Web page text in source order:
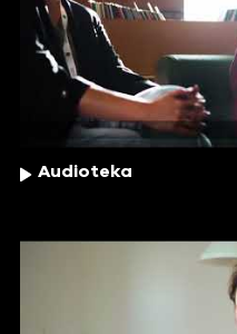
Audioteka